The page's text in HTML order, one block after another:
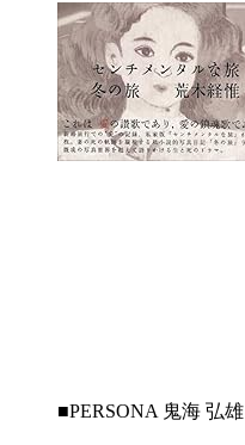
■PERSONA 鬼海 弘雄